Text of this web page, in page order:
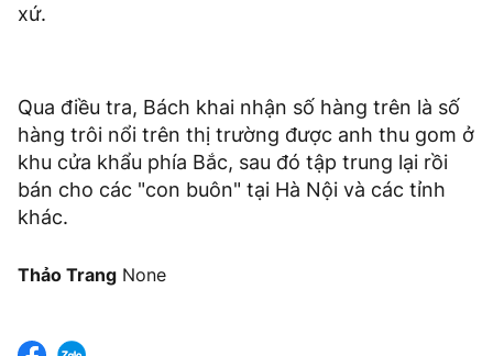
xứ.
Qua điều tra, Bách khai nhận số hàng trên là số
hàng trôi nổi trên thị trường được anh thu gom ở
khu cửa khẩu phía Bắc, sau đó tập trung lại rồi
bán cho các "con buôn" tại Hà Nội và các tỉnh
khác.
Thảo Trang None